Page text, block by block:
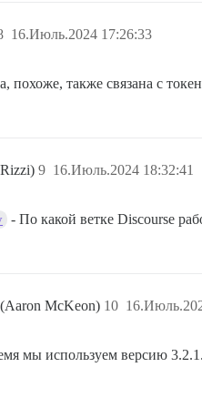
discourse/lib/plugin/
discourse/lib/
discourse/config/
discourse/config/
discourse/vendor/bundle/
16.Июль.2024 17:26:33
похоже, также связана с
16.Июль.2024 18:32:41
9
- По какой ветке Discourse
(Aaron McKeon) 10
мы используем версию 3.2.1.